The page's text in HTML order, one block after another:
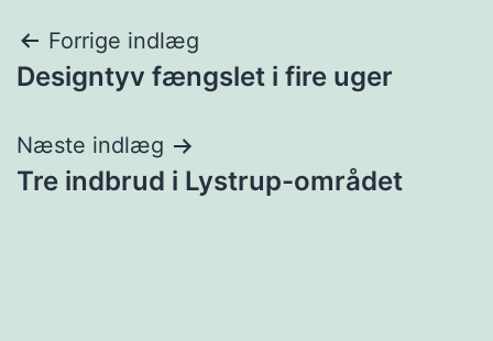
Indlægsnavigation
Forrige indlæg
Designtyv fængslet i fire uger
Næste indlæg
Tre indbrud i Lystrup-området